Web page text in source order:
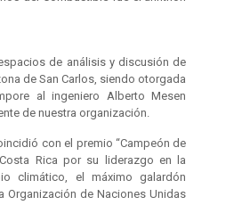
de análisis y discusión de
de San Carlos, siendo otorgada
al ingeniero Alberto Mesen
de nuestra organización.
con el premio “Campeón de
Rica por su liderazgo en la
climático, el máximo galardón
Organización de Naciones Unidas